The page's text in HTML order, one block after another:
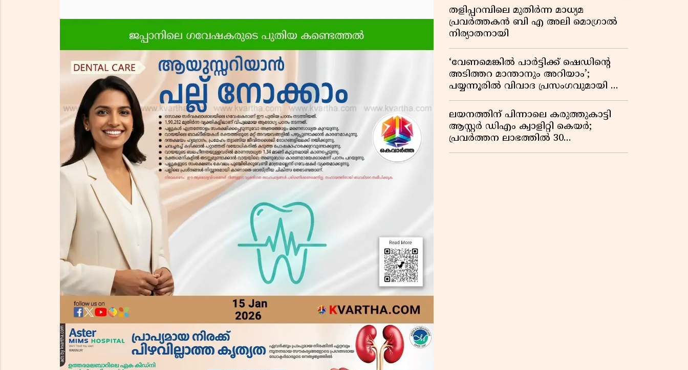
തളിപ്പറമ്പിലെ മുതിർന്ന മാധ്യമ
പ്രവർത്തകൻ ബി എ അലി മൊഗ്രാൽ
നിര്യാതനായി
‘വേണമെങ്കിൽ പാർട്ടിക്ക് ഷെഡിൻ്റെ
അടിത്തറ മാന്താനും അറിയാം’;
പയ്യന്നൂരിൽ വിവാദ പ്രസംഗവുമായി കെ
കെ രാഗേഷ്
ലയനത്തിന് പിന്നാലെ കരുത്തുകാട്ടി
ആസ്റ്റർ ഡിഎം ക്വാളിറ്റി കെയർ;
പ്രവർത്തന ലാഭത്തിൽ 30
ശതമാനത്തിൻ്റെ വളർച്ച,